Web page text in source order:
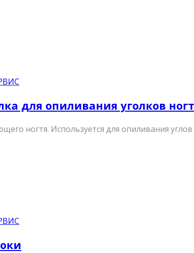
для опиливания уголков
ногтя. Используется для опиливания углов